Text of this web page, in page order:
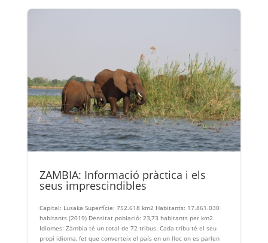
ZAMBIA: Informació pràctica i els
seus imprescindibles
Capital: Lusaka Superfície: 752.618 km2 Habitants: 17.861.030
habitants (2019) Densitat població: 23,73 habitants per km2.
Idiomes: Zàmbia té un total de 72 tribus. Cada tribu té el seu
propi idioma, fet que converteix el país en un lloc on es parlen